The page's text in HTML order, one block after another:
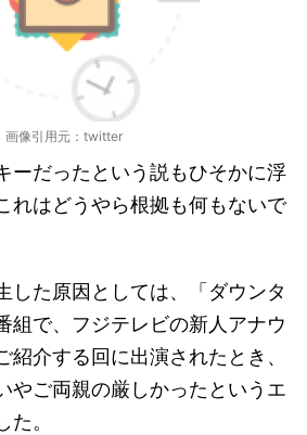
画像引用元：twitter
ーだったという説もひそかに浮
れはどうやら根拠も何もないで
した原因としては、「ダウンタ
組で、フジテレビの新人アナウ
紹介する回に出演されたとき、
やご両親の厳しかったというエ
。